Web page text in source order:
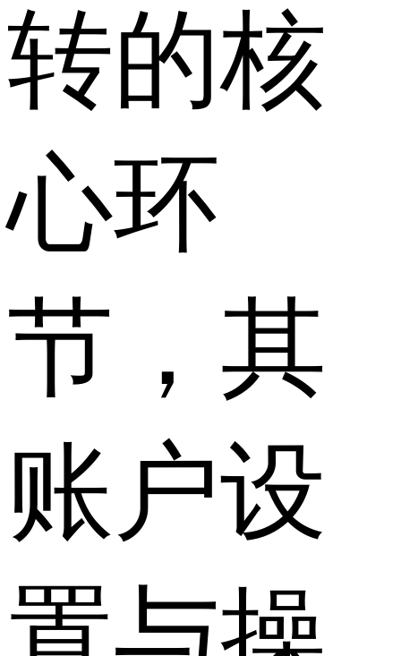
转的核
心环
节，其
账户设